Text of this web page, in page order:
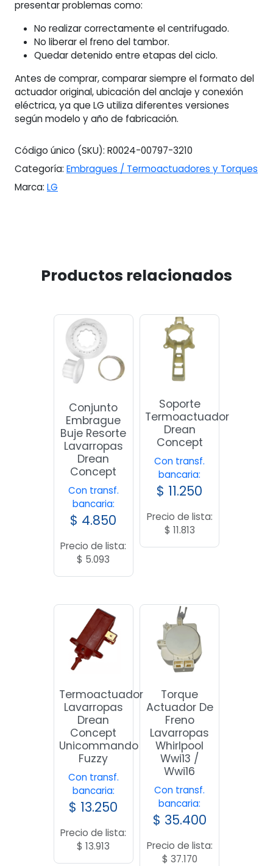
presentar problemas como:
No realizar correctamente el centrifugado.
No liberar el freno del tambor.
Quedar detenido entre etapas del ciclo.
Antes de comprar, comparar siempre el formato del
actuador original, ubicación del anclaje y conexión
eléctrica, ya que LG utiliza diferentes versiones
según modelo y año de fabricación.
Código único (SKU): R0024-00797-3210
Categoría: Embragues / Termoactuadores y Torques
Marca: LG
Productos relacionados
Conjunto
Embrague
Buje Resorte
Lavarropas
Drean
Concept
Con transf.
bancaria:
$ 4.850
Precio de lista:
$ 5.093
Soporte
Termoactuador
Drean
Concept
Con transf.
bancaria:
$ 11.250
Precio de lista:
$ 11.813
Termoactuador
Lavarropas
Drean
Concept
Unicommando
Fuzzy
Con transf.
bancaria:
$ 13.250
Precio de lista:
$ 13.913
Torque
Actuador De
Freno
Lavarropas
Whirlpool
Wwi13 /
Wwi16
Con transf.
bancaria:
$ 35.400
Precio de lista:
$ 37.170